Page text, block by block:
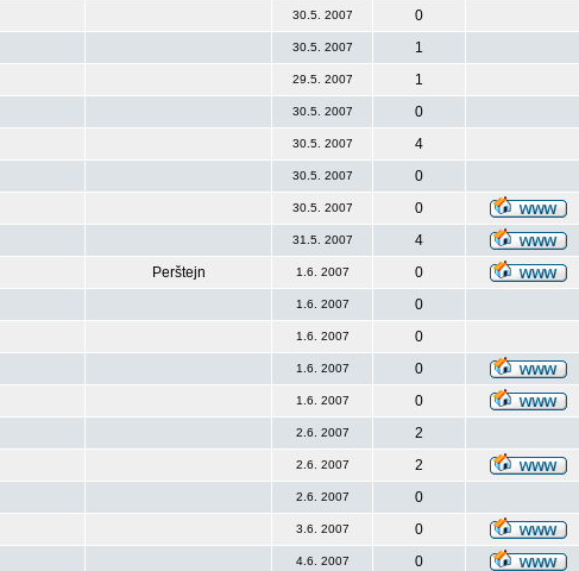
30.5. 2007
0
30.5. 2007
1
29.5. 2007
1
30.5. 2007
0
30.5. 2007
4
30.5. 2007
0
30.5. 2007
0
31.5. 2007
4
Perštejn 1.6. 2007
0
1.6. 2007
0
1.6. 2007
0
1.6. 2007
0
1.6. 2007
0
2.6. 2007
2
2.6. 2007
2
2.6. 2007
0
3.6. 2007
0
4.6. 2007
0